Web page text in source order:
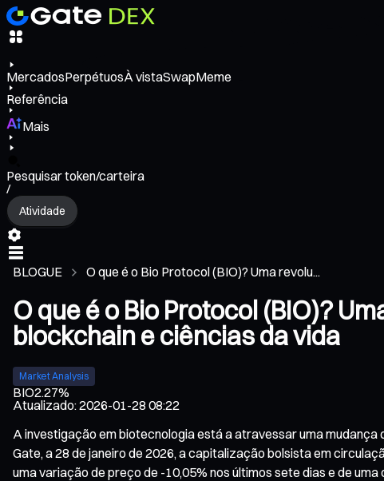
MercadosPerpétuosÀ vistaSwapMeme
Referência
Mais
Pesquisar token/carteira
/
Atividade
BLOGUE O que é o Bio Protocol (BIO)? Uma revolu...
O que é o Bio Protocol (BIO)?
blockchain e ciências da vida
Market Analysis
BIO2.27%
Atualizado:2026-01-28 08:22
A investigação em biotecnologia está a atravessar uma
Gate, a 28 de janeiro de 2026, a capitalização bolsista em
uma variação de preço de -10,05% nos últimos sete dias e de